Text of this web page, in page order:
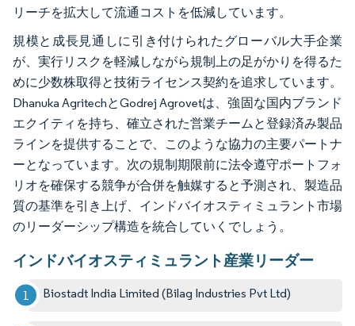
リーチを拡大して流通コストを低減しています。
規模と成長見通しに引き付けられたグローバル大手企業
が、実行リスクを軽減しながら規制上の足がかりを得るた
めに少数株取得と技術ライセンス契約を追求しています。
Dhanuka AgritechとGodrej Agrovetは、強固な国内ブランド
エクイティを持ち、確立された営業チームと登録済み製品
ラインを提供することで、このような協力の主要パートナ
ーとなっています。次の規制期限前に法令遵守ポートフォ
リオを確保する競争が合併を触媒すると予測され、製造品
質の基準を引き上げ、インドバイオスティミュラント市場
のリーダーシップ構造を統合していくでしょう。
インドバイオスティミュラント産業リーダー
Biostadt India Limited (Bilag Industries Pvt Ltd)